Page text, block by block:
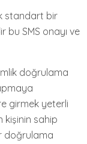
standart bir
bu SMS onayı ve
doğrulama
girmek yeterli
kişinin sahip
doğrulama